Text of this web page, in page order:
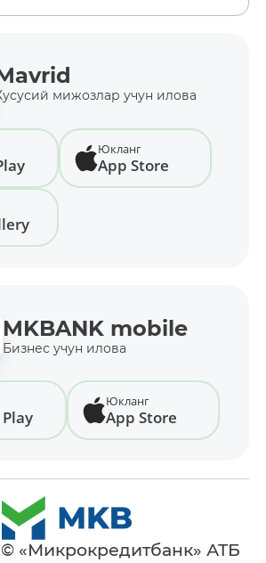
мижозлар учун илова
Юкланг
App Store
MKBANK mobile
Бизнес учун илова
Юкланг
App Store
«Микрокредитбанк» АТБ